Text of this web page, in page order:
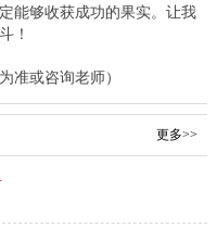
能够收获成功的果实。让我
！
准或咨询老师）
更多>>